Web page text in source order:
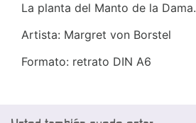
La planta del Manto de la Dama.
Artista: Margret von Borstel
Formato: retrato DIN A6